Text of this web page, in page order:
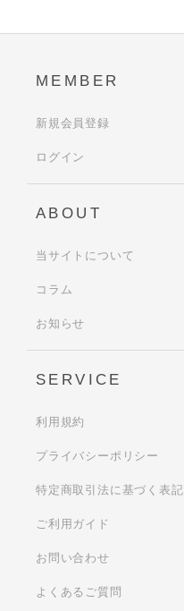
MEMBER
新規会員登録
ログイン
ABOUT
当サイトについて
コラム
お知らせ
SERVICE
利用規約
プライバシーポリシー
特定商取引法に基づく表記
ご利用ガイド
お問い合わせ
よくあるご質問